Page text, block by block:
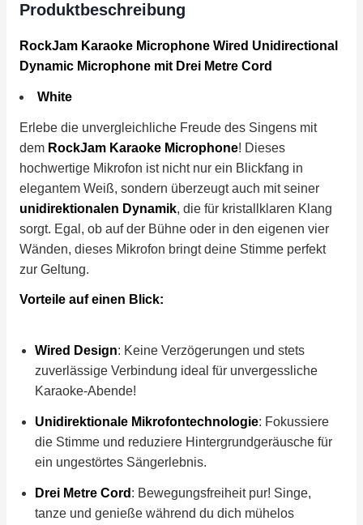
Produktbeschreibung
RockJam Karaoke Microphone Wired Unidirectional
Dynamic Microphone mit Drei Metre Cord
White
Erlebe die unvergleichliche Freude des Singens mit
dem RockJam Karaoke Microphone! Dieses
hochwertige Mikrofon ist nicht nur ein Blickfang in
elegantem Weiß, sondern überzeugt auch mit seiner
unidirektionalen Dynamik, die für kristallklaren Klang
sorgt. Egal, ob auf der Bühne oder in den eigenen vier
Wänden, dieses Mikrofon bringt deine Stimme perfekt
zur Geltung.
Vorteile auf einen Blick:
Wired Design: Keine Verzögerungen und stets
zuverlässige Verbindung ideal für unvergessliche
Karaoke-Abende!
Unidirektionale Mikrofontechnologie: Fokussiere
die Stimme und reduziere Hintergrundgeräusche für
ein ungestörtes Sängerlebnis.
Drei Metre Cord : Bewegungsfreiheit pur! Singe,
tanze und genieße während du dich mühelos